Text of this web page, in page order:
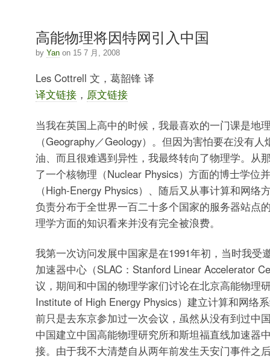
高能物理将因特网引入中国
by Yanon 15 7 月, 2008
Les Cottrell 文，葛韶锋 译
译文链接， 原文链接
当我在英国上高中的时候，我最喜欢的一门课是地
（Geography／Geology）。但因为害怕要在没有
油、而且很难遇到异性，我最终转向了物理学。从
了一个核物理（Nuclear Physics）方面的博士学位
（High-Energy Physics）、随后又从事计算和网络
负责分布于全世界一百二十多个国家的服务器站点
理学方面的知识看来并没有完全被浪费。
我第一次访问发展中国家是在1991年初，当时我受
加速器中心（SLAC：Stanford Linear Accelerator
议，期间和中国的物理学家们讨论在北京高能物理
Institute of High Energy Physics）建立计算和网络
前只是去东京参加过一次会议，虽然从没有到过中
中国建立中国高能物理研究所和斯坦福直线加速器
接。由于我不大清楚自从两年前发生天安门事件之